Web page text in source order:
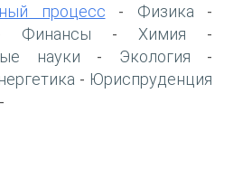
процесс - Физика -
Финансы - Химия -
науки - Экология -
- Юриспруденция
-